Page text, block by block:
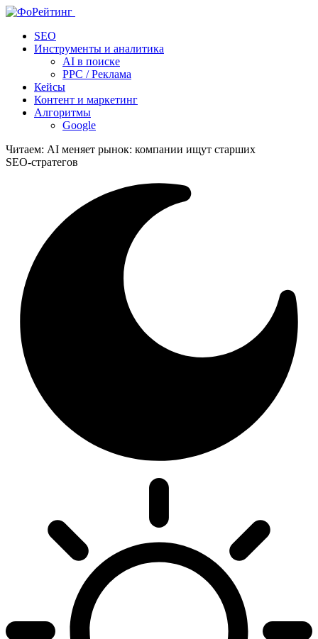
SEO
Инструменты и аналитика
AI в поиске
PPC / Реклама
Кейсы
Контент и маркетинг
Алгоритмы
Google
Читаем: AI меняет рынок: компании ищут старших
SEO‑стратегов